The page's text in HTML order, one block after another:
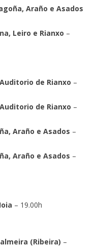
Araño e Asados
Leiro e Rianxo –
Auditorio de Rianxo –
Auditorio de Rianxo –
Araño e Asados –
Araño e Asados –
– 19.00h
(Ribeira) –